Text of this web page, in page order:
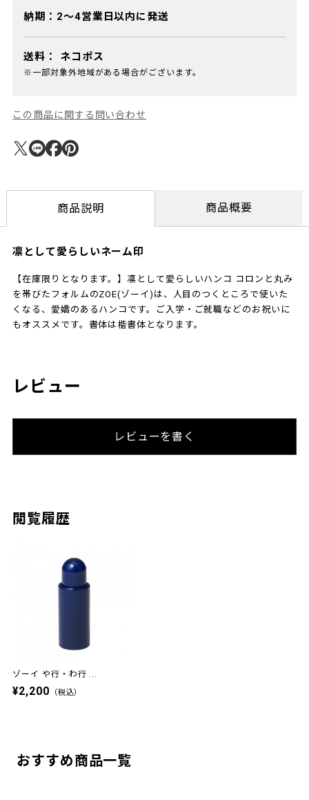
納期：2～4営業日以内に発送
送料： ネコポス
※一部対象外地域がある場合がございます。
この商品に関する問い合わせ
商品説明 商品概要
凛として愛らしいネーム印
【在庫限りとなります。】凛として愛らしいハンコ コロンと丸み
を帯びたフォルムのZOE(ゾーイ)は、人目のつくところで使いた
くなる、愛嬌のあるハンコです。ご入学・ご就職などのお祝いに
もオススメです。書体は楷書体となります。
レビュー
レビューを書く
閲覧履歴
ゾーイ や行・わ行 ...
¥2,200 （税込）
おすすめ商品一覧